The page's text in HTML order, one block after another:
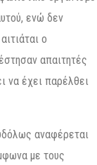
ενώ δεν
ο
απαιτητές
να έχει παρέλθει
αναφέρεται
με τους